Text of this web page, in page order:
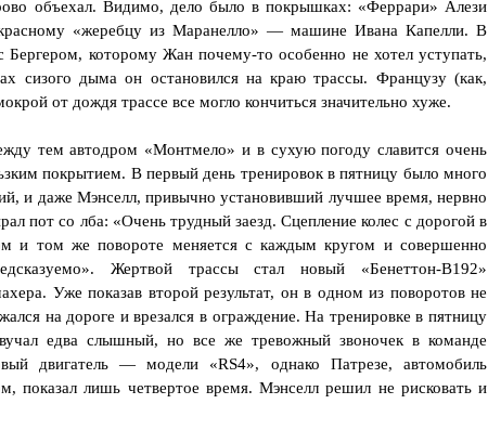
объехал. Видимо, дело было в покрышках: «Феррари» Алези
красному «жеребцу из Маранелло» — машине Ивана Капелли. В
Бергером, которому Жан почему-то особенно не хотел уступать,
сизого дыма он остановился на краю трассы. Французу (как,
от дождя трассе все могло кончиться значительно хуже.
тем автодром «Монтмело» и в сухую погоду славится очень
покрытием. В первый день тренировок в пятницу было много
и даже Мэнселл, привычно установивший лучшее время, нервно
пот со лба: «Очень трудный заезд. Сцепление колес с дорогой в
и том же повороте меняется с каждым кругом и совершенно
Жертвой трассы стал новый «Бенеттон-В192»
Уже показав второй результат, он в одном из поворотов не
на дороге и врезался в ограждение. На тренировке в пятницу
едва слышный, но все же тревожный звоночек в команде
двигатель — модели «RS4», однако Патрезе, автомобиль
показал лишь четвертое время. Мэнселл решил не рисковать и